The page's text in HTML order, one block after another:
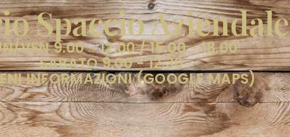
Spaccio Aziendale
VEN 9.00 - 12.00 / 15.00 - 18.00
SABATO 9.00 - 12.30
INFORMAZIONI (GOOGLE MAPS)